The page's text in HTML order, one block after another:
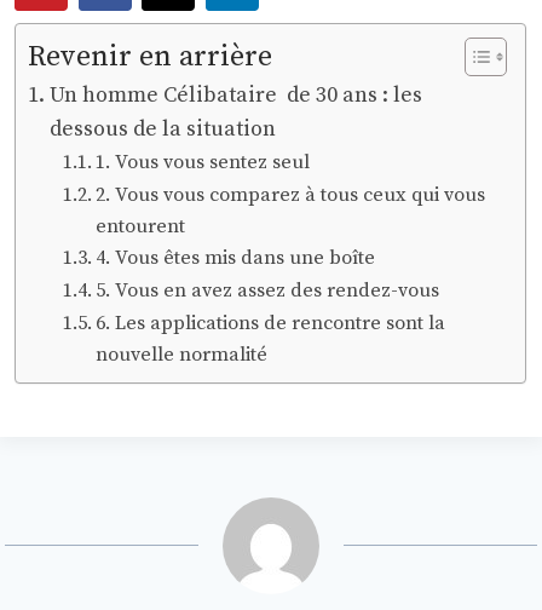
Revenir en arrière
Un homme Célibataire de 30 ans : les
dessous de la situation
1. Vous vous sentez seul
2. Vous vous comparez à tous ceux qui vous
entourent
4. Vous êtes mis dans une boîte
5. Vous en avez assez des rendez-vous
6. Les applications de rencontre sont la
nouvelle normalité